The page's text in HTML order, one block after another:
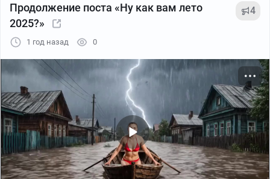
Продолжение поста «Ну как вам лето
2025?»
4
1 год назад 0